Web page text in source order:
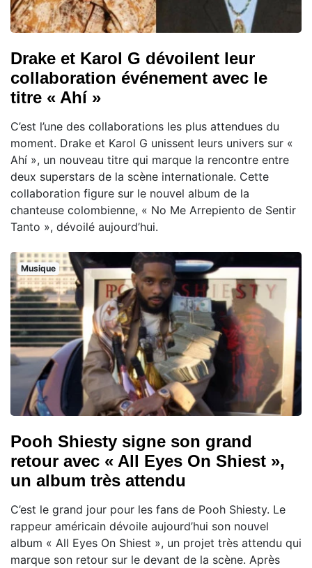
Drake et Karol G dévoilent leur
collaboration événement avec le
titre « Ahí »
C’est l’une des collaborations les plus attendues du
moment. Drake et Karol G unissent leurs univers sur «
Ahí », un nouveau titre qui marque la rencontre entre
deux superstars de la scène internationale. Cette
collaboration figure sur le nouvel album de la
chanteuse colombienne, « No Me Arrepiento de Sentir
Tanto », dévoilé aujourd’hui.
Musique
Pooh Shiesty signe son grand
retour avec « All Eyes On Shiest »,
un album très attendu
C’est le grand jour pour les fans de Pooh Shiesty. Le
rappeur américain dévoile aujourd’hui son nouvel
album « All Eyes On Shiest », un projet très attendu qui
marque son retour sur le devant de la scène. Après